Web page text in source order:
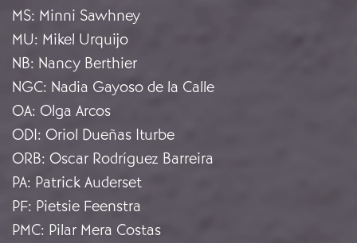
MS: Minni Sawhney
MU: Mikel Urquijo
NB: Nancy Berthier
NGC: Nadia Gayoso de la Calle
OA: Olga Arcos
ODI: Oriol Dueñas Iturbe
ORB: Oscar Rodríguez Barreira
PA: Patrick Auderset
PF: Pietsie Feenstra
PMC: Pilar Mera Costas